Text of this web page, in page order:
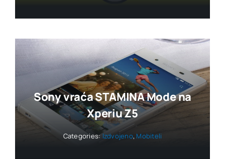
Sony vraća STAMINA Mode na
Xperiu Z5
Categories:Izdvojeno, Mobiteli